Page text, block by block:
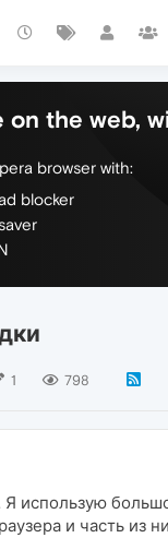
on the web,
browser with:
blocker
1 798
Я использую
и часть из